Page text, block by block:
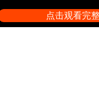
点击观看完